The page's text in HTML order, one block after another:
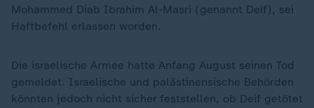
Mohammed Diab Ibrahim Al-Masri (genannt Deif), sei
Haftbefehl erlassen worden.
Die israelische Armee hatte Anfang August seinen Tod
gemeldet. Israelische und palästinensische Behörden
könnten jedoch nicht sicher feststellen, ob Deif getötet